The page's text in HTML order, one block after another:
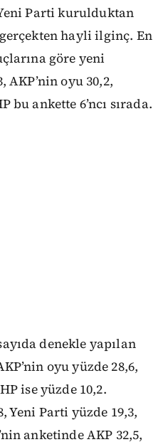
Parti kurulduktan
hayli ilginç. En
göre yeni
AKP’nin oyu 30,2,
bu ankette 6’ncı sırada.
denekle yapılan
oyu yüzde 28,6,
ise yüzde 10,2.
Yeni Parti yüzde 19,3,
anketinde AKP 32,5,